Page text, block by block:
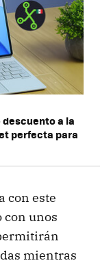
descuento a la
perfecta para
con este
con unos
mientras